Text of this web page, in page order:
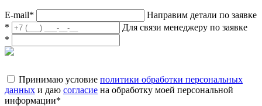
E-mail*
Направим детали по заявке
*
Для связи менеджеру по заявке
*
Принимаю условие политики обработки персональных
данных и даю согласие на обработку моей персональной
информации*